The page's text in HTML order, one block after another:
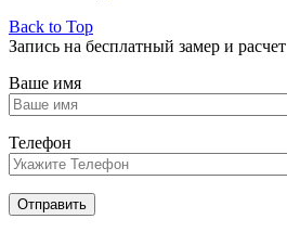
Back to Top
Запись на бесплатный замер и расчет
Ваше имя
Телефон